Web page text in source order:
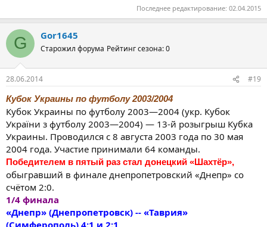
Последнее редактирование: 02.04.2015
G Gor1645
Старожил форума Рейтинг сезона: 0
28.06.2014
#19
Кубок Украины по футболу 2003/2004
Кубок Украины по футболу 2003—2004 (укр. Кубок
України з футболу 2003—2004) — 13-й розыгрыш Кубка
Украины. Проводился с 8 августа 2003 года по 30 мая
2004 года. Участие принимали 64 команды.
Победителем в пятый раз стал донецкий «Шахтёр»,
обыгравший в финале днепропетровский «Днепр» со
счётом 2:0.
1/4 финала
«Днепр» (Днепропетровск) -- «Таврия»
(Симферополь) 4:1 и 2:1